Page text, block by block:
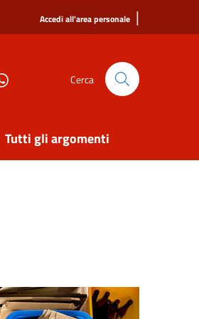
Accedi all'area personale |
Cerca
Tutti gli argomenti